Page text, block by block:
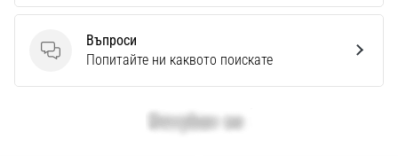
Въпроси
Въпроси
Попитайте ни каквото поискате